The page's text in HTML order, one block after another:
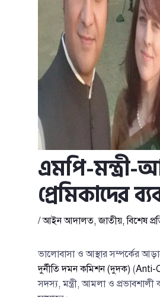
এমপি-মন্ত্রী-
প্রেমিকাদের
/আইন আদালত,জাতীয়,বিশেষ
ভালোবাসা ও আস্থার সম্পর্কের
দুর্নীতি দমন কমিশন (দুদক) (Anti-
সদস্য, মন্ত্রী, আমলা ও প্রভাবশালী